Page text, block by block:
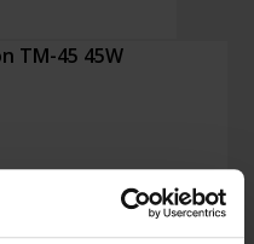
TM-45 45W